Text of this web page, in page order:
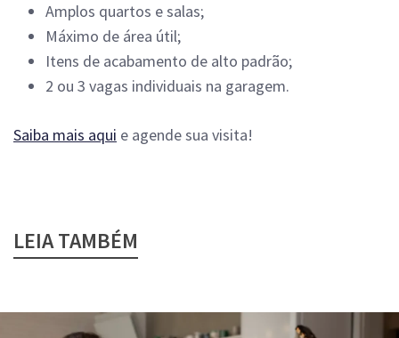
Amplos quartos e salas;
Máximo de área útil;
Itens de acabamento de alto padrão;
2 ou 3 vagas individuais na garagem.
Saiba mais aqui e agende sua visita!
LEIA TAMBÉM